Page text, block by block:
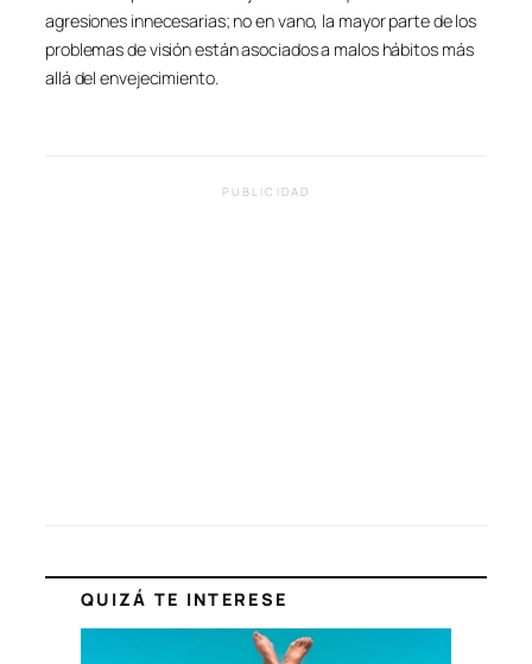
agresiones innecesarias; no en vano, la mayor parte de los
problemas de visión están asociados a malos hábitos más
allá del envejecimiento.
PUBLICIDAD
QUIZÁ TE INTERESE